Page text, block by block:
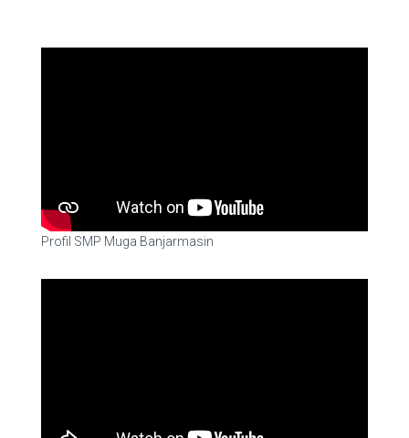
Profil SMP Muga Banjarmasin